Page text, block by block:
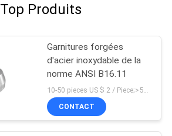
Top Produits
Garnitures forgées
d'acier inoxydable de la
norme ANSI B16.11
CONTACT